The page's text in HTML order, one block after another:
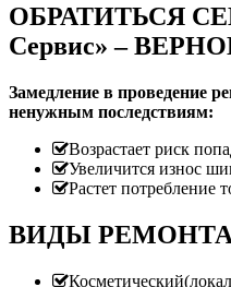
ОБРАТИТЬСЯ
Сервис» –
Замедление в проведение
ненужным последствиям:
Возрастает риск
Увеличится износ
Растет потребление
ВИДЫ